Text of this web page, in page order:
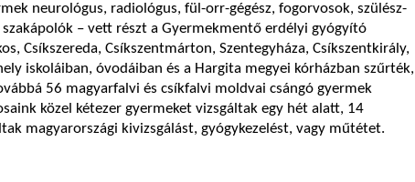
neurológus, radiológus, fül-orr-gégész, fogorvosok, szülész-
szakápolók – vett részt a Gyermekmentő erdélyi gyógyító
Csíkszereda, Csíkszentmárton, Szentegyháza, Csíkszentkirály,
iskoláiban, óvodáiban és a Hargita megyei kórházban szűrték,
56 magyarfalvi és csíkfalvi moldvai csángó gyermek
közel kétezer gyermeket vizsgáltak egy hét alatt, 14
magyarországi kivizsgálást, gyógykezelést, vagy műtétet.